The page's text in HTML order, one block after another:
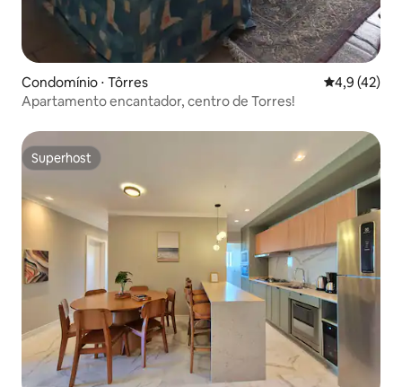
Condomínio ⋅ Tôrres 4,9 de uma
4,9 (42)
Apartamento encantador, centro de Torres!
Superhost
Superhost